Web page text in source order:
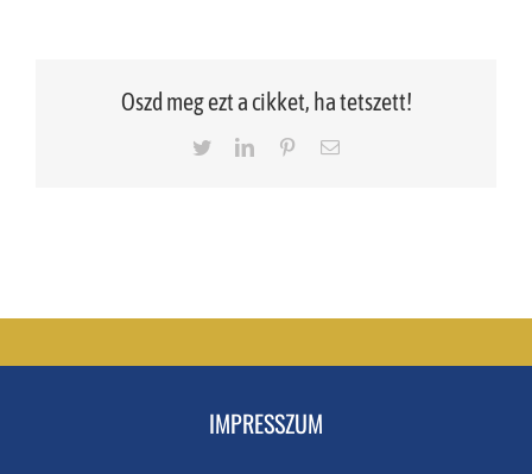
Oszd meg ezt a cikket, ha tetszett!
TwitterLinkedInPinterestEmail
IMPRESSZUM